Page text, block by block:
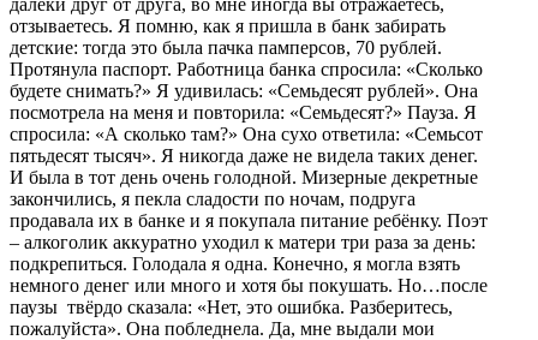
отзываетесь. Я помню, как я пришла в банк забирать
детские: тогда это была пачка памперсов, 70 рублей.
Протянула паспорт. Работница банка спросила: «Сколько
будете снимать?» Я удивилась: «Семьдесят рублей». Она
посмотрела на меня и повторила: «Семьдесят?» Пауза. Я
спросила: «А сколько там?» Она сухо ответила: «Семьсот
пятьдесят тысяч». Я никогда даже не видела таких денег.
И была в тот день очень голодной. Мизерные декретные
закончились, я пекла сладости по ночам, подруга
продавала их в банке и я покупала питание ребёнку. Поэт
– алкоголик аккуратно уходил к матери три раза за день:
подкрепиться. Голодала я одна. Конечно, я могла взять
немного денег или много и хотя бы покушать. Но…после
паузы твёрдо сказала: «Нет, это ошибка. Разберитесь,
пожалуйста». Она побледнела. Да, мне выдали мои